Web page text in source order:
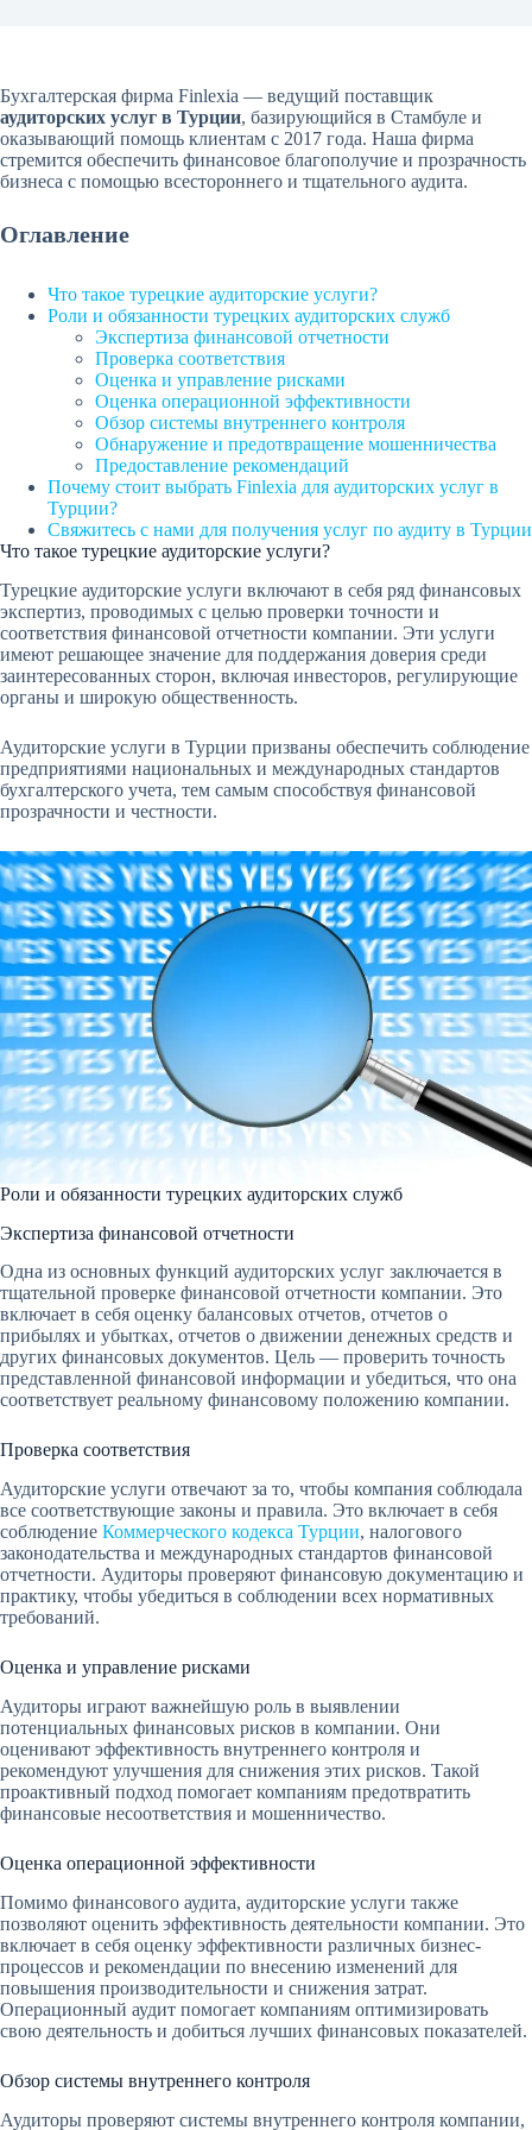
Бухгалтерская фирма Finlexia — ведущий поставщик
аудиторских услуг в Турции, базирующийся в Стамбуле и
оказывающий помощь клиентам с 2017 года. Наша фирма
стремится обеспечить финансовое благополучие и прозрачность
бизнеса с помощью всестороннего и тщательного аудита.
Оглавление
Что такое турецкие аудиторские услуги?
Роли и обязанности турецких аудиторских служб
Экспертиза финансовой отчетности
Проверка соответствия
Оценка и управление рисками
Оценка операционной эффективности
Обзор системы внутреннего контроля
Обнаружение и предотвращение мошенничества
Предоставление рекомендаций
Почему стоит выбрать Finlexia для аудиторских услуг в
Турции?
Свяжитесь с нами для получения услуг по аудиту в Турции
Что такое турецкие аудиторские услуги?
Турецкие аудиторские услуги включают в себя ряд финансовых
экспертиз, проводимых с целью проверки точности и
соответствия финансовой отчетности компании. Эти услуги
имеют решающее значение для поддержания доверия среди
заинтересованных сторон, включая инвесторов, регулирующие
органы и широкую общественность.
Аудиторские услуги в Турции призваны обеспечить соблюдение
предприятиями национальных и международных стандартов
бухгалтерского учета, тем самым способствуя финансовой
прозрачности и честности.
Роли и обязанности турецких аудиторских служб
Экспертиза финансовой отчетности
Одна из основных функций аудиторских услуг заключается в
тщательной проверке финансовой отчетности компании. Это
включает в себя оценку балансовых отчетов, отчетов о
прибылях и убытках, отчетов о движении денежных средств и
других финансовых документов. Цель — проверить точность
представленной финансовой информации и убедиться, что она
соответствует реальному финансовому положению компании.
Проверка соответствия
Аудиторские услуги отвечают за то, чтобы компания соблюдала
все соответствующие законы и правила. Это включает в себя
соблюдение Коммерческого кодекса Турции, налогового
законодательства и международных стандартов финансовой
отчетности. Аудиторы проверяют финансовую документацию и
практику, чтобы убедиться в соблюдении всех нормативных
требований.
Оценка и управление рисками
Аудиторы играют важнейшую роль в выявлении
потенциальных финансовых рисков в компании. Они
оценивают эффективность внутреннего контроля и
рекомендуют улучшения для снижения этих рисков. Такой
проактивный подход помогает компаниям предотвратить
финансовые несоответствия и мошенничество.
Оценка операционной эффективности
Помимо финансового аудита, аудиторские услуги также
позволяют оценить эффективность деятельности компании. Это
включает в себя оценку эффективности различных бизнес-
процессов и рекомендации по внесению изменений для
повышения производительности и снижения затрат.
Операционный аудит помогает компаниям оптимизировать
свою деятельность и добиться лучших финансовых показателей.
Обзор системы внутреннего контроля
Аудиторы проверяют системы внутреннего контроля компании,